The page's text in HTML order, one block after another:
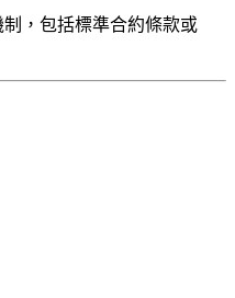
，包括標準合約條款或